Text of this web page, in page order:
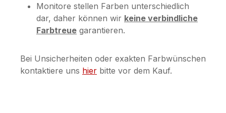
Monitore stellen Farben unterschiedlich
dar, daher können wir keine verbindliche
Farbtreue garantieren.
Bei Unsicherheiten oder exakten Farbwünschen
kontaktiere uns hier bitte vor dem Kauf.